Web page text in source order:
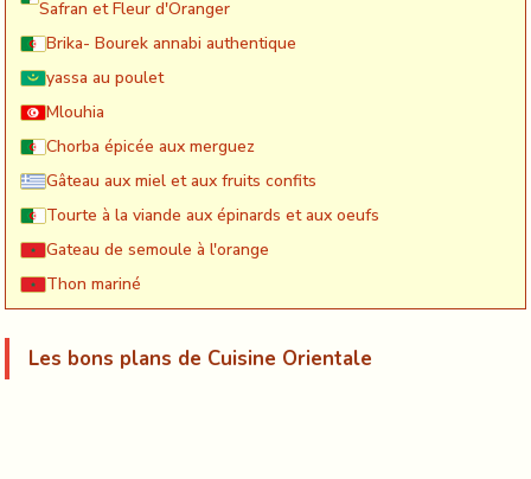
Safran et Fleur d'Oranger
Brika- Bourek annabi authentique
yassa au poulet
Mlouhia
Chorba épicée aux merguez
Gâteau aux miel et aux fruits confits
Tourte à la viande aux épinards et aux oeufs
Gateau de semoule à l'orange
Thon mariné
Les bons plans de Cuisine Orientale